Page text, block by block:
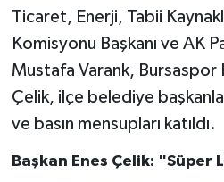
Ticaret, Enerji, Tabii
Komisyonu Başkanı ve AK
Mustafa Varank, Bursaspor
Çelik, ilçe belediye
ve basın mensupları katıldı.
Başkan Enes Çelik: "Süper